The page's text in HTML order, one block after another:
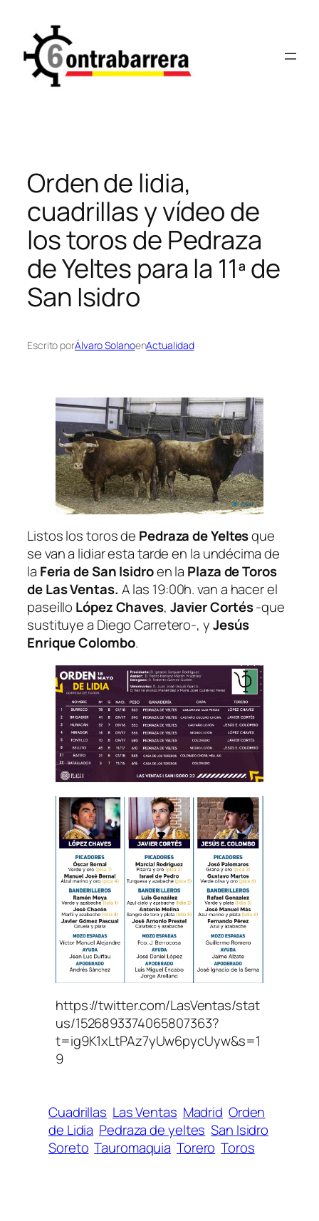
contenido
Orden de lidia,
cuadrillas y vídeo de
los toros de Pedraza
de Yeltes para la 11ª de
San Isidro
Escrito porÁlvaro SolanoenActualidad
Listos los toros de Pedraza de Yeltesque
se van a lidiar esta tarde en la undécima de
la Feria de San Isidroen la Plaza de Toros
de Las Ventas. A las 19:00h. van a hacer el
paseíllo López Chaves, Javier Cortés-que
sustituye a Diego Carretero-, yJesús
Enrique Colombo.
https://twitter.com/LasVentas/stat
us/1526893374065807363?
t=ig9K1xLtPAz7yUw6pycUyw&s=1
9
Cuadrillas Las Ventas Madrid Orden
de Lidia Pedraza de yeltes San Isidro
Soreto Tauromaquia Torero Toros